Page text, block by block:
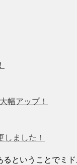
幅アップ！
ました！
ということでミ